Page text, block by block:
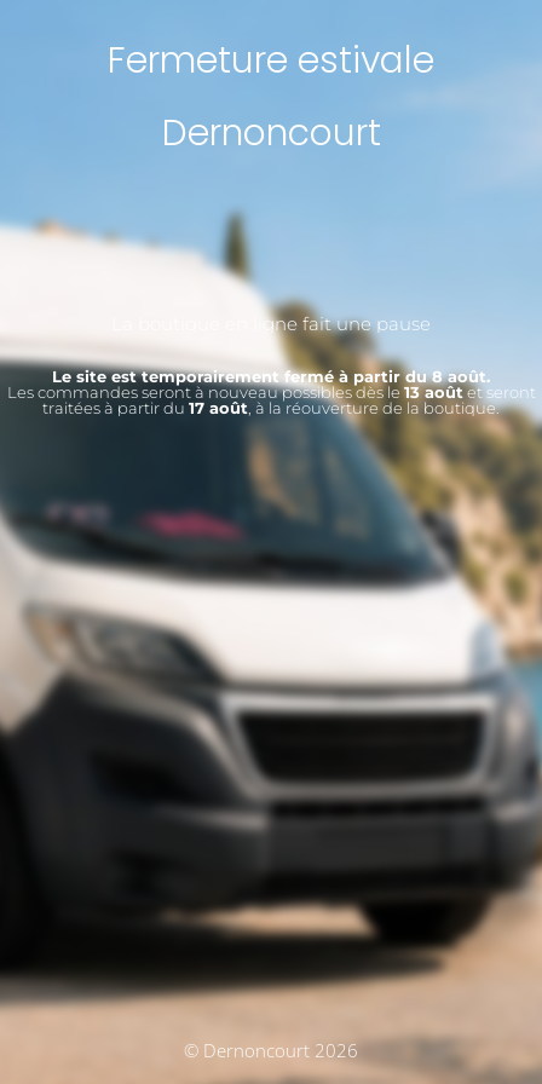
Fermeture estivale
Dernoncourt
La boutique en ligne fait une pause
Le site est temporairement fermé à partir du 8 août.
Les commandes seront à nouveau possibles dès le 13 août et seront
traitées à partir du 17 août , à la réouverture de la boutique.
© Dernoncourt 2026